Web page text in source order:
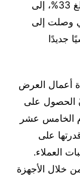
تصدّر سوق اللافتات العالمي بحصّة سوقيّة تبلغ 33%، إلى
وصلت إلى
جديدًا
أعمال العرض
الحصول على
الخامس عشر
على
العملاء.
خلال الأجهزة